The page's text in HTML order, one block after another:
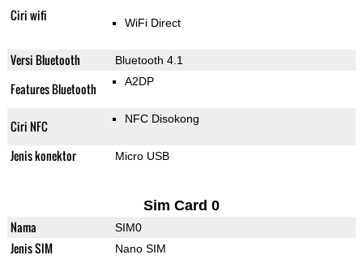
Ciri wifi WiFi Direct
Versi Bluetooth Bluetooth 4.1
Features Bluetooth A2DP
Ciri NFC NFC Disokong
Jenis konektor Micro USB
Sim Card 0
Nama SIM0
Jenis SIM Nano SIM